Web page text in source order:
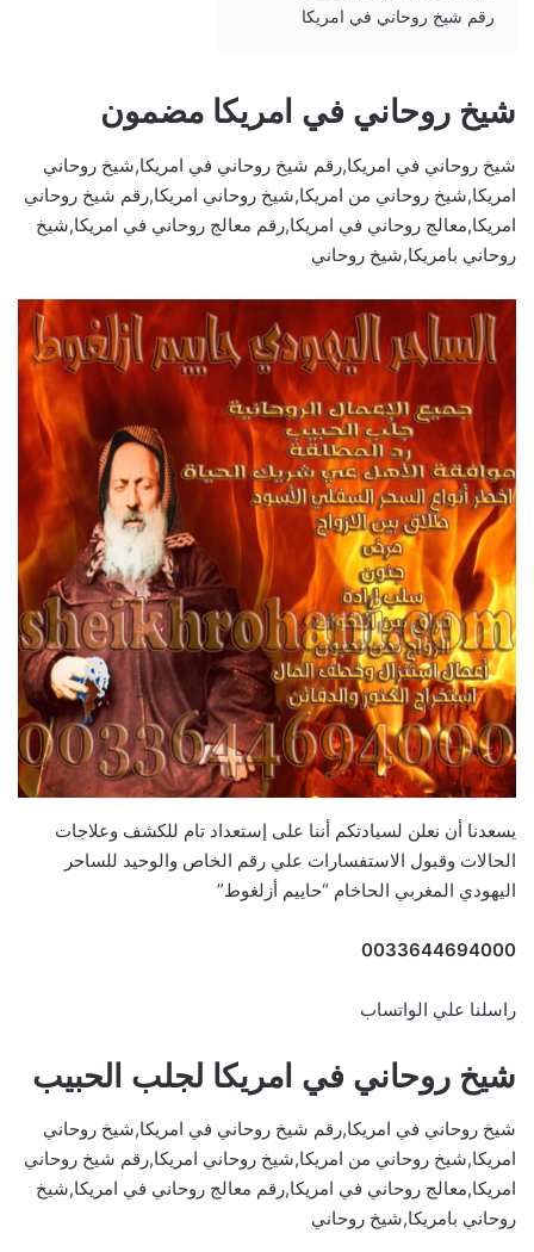
رقم شيخ روحاني في امريكا
شيخ روحاني في امريكا مضمون
شيخ روحاني في امريكا,رقم شيخ روحاني في امريكا,شيخ روحاني
امريكا,شيخ روحاني من امريكا,شيخ روحاني امريكا,رقم شيخ روحاني
امريكا,معالج روحاني في امريكا,رقم معالج روحاني في امريكا,شيخ
روحاني بامريكا,شيخ روحاني
يسعدنا أن نعلن لسيادتكم أننا على إستعداد تام للكشف وعلاجات
الحالات وقبول الاستفسارات علي رقم الخاص والوحيد للساحر
اليهودي المغربي الحاخام “حاييم أزلغوط”
0033644694000
راسلنا علي الواتساب
شيخ روحاني في امريكا لجلب الحبيب
شيخ روحاني في امريكا,رقم شيخ روحاني في امريكا,شيخ روحاني
امريكا,شيخ روحاني من امريكا,شيخ روحاني امريكا,رقم شيخ روحاني
امريكا,معالج روحاني في امريكا,رقم معالج روحاني في امريكا,شيخ
روحاني بامريكا,شيخ روحاني